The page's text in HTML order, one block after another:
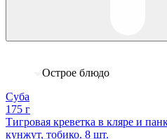
Острое блюдо
Суба
175 г
Тигровая креветка в кляре и
кунжут, тобико. 8 шт.